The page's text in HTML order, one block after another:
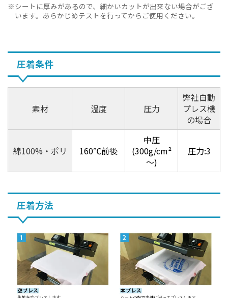
シートに厚みがあるので、細かいカットが出来ない場合がござ
います。あらかじめテストを行ってからご使用ください。
圧着条件
素材 温度 圧力
弊社自動
プレス機
の場合
綿100%・ポリ 160℃前後
中圧
(300g/cm²
～)
圧力:3
圧着方法